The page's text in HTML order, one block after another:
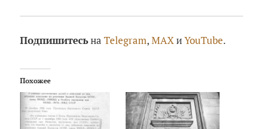
ПодпишитесьнаTelegram,MAXиYouTube.
Похожее